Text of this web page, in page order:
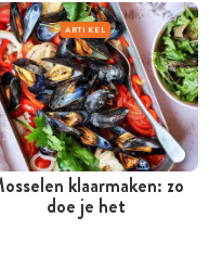
ARTIKEL
klaarmaken: zo
doe je het